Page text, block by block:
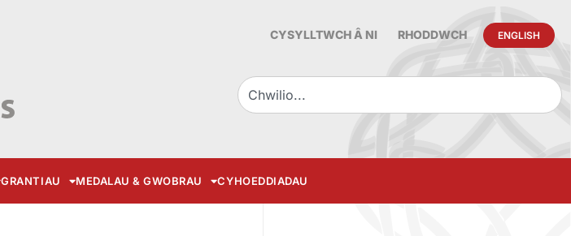
CYSYLLTWCH Â NI RHODDWCH ENGLISH
GRANTIAU MEDALAU & GWOBRAU CYHOEDDIADAU